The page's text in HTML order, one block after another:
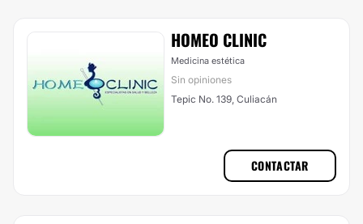
HOMEO CLINIC
Medicina estética
Sin opiniones
Tepic No. 139, Culiacán
CONTACTAR